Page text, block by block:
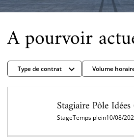
A pourvoir
Type de contrat Volume
Stagiaire Pôle
StageTemps plein10/08/